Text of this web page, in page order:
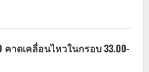
คาดเคลื่อนไหวในกรอบ 33.00-